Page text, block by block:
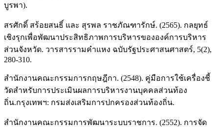
บูรพา).
สรศักดิ์ สร้อยสนธิ์ และ สุรพล ราชภัณฑารักษ์. (2565). กลยุทธ์
เชิงรุกเพื่อพัฒนาประสิทธิภาพการบริหารขององค์การบริหาร
ส่วนจังหวัด. วารสารรามคำแหง ฉบับรัฐประศาสนศาสตร์, 5(2),
280-310.
สำนักงานคณะกรรมการกฤษฎีกา. (2548). คู่มือการใช้เครื่องชี้
วัดสำหรับการประเมินผลการบริหารงานบุคคลส่วนท้อง
ถิ่น.กรุงเทพฯ: กรมส่งเสริมการปกครองส่วนท้องถิ่น.
สำนักงานคณะกรรมการพัฒนาระบบราชการ. (2552). การจัด